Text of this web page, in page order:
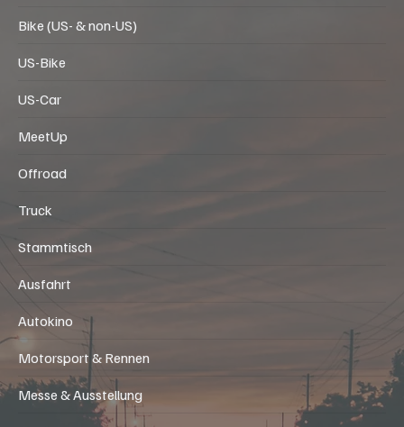
US-Oldtimer
Bike (US- & non-US)
US-Bike
US-Car
MeetUp
Offroad
Truck
Stammtisch
Ausfahrt
Autokino
Motorsport & Rennen